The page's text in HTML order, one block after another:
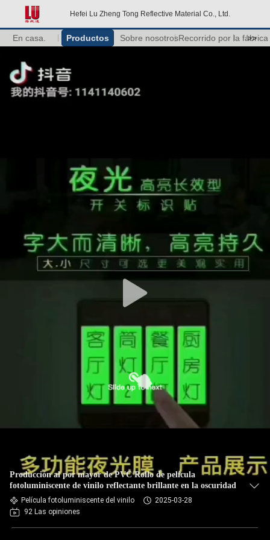
Hefei Lu Zheng Tong Reflective Material Co., Ltd.
En casa. Productos Sobre nosotrosRecorrido por la fábrica
>>
Producción al por mayor de PVC Rollo de película
fotoluminiscente de vinilo reflectante brillante en la oscuridad
Película fotoluminiscente del vinilo
2025-03-28
92 Las opiniones